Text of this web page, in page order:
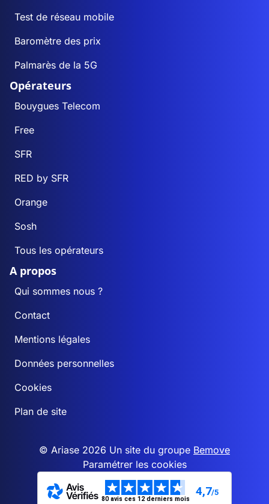
Test de réseau mobile
Baromètre des prix
Palmarès de la 5G
Opérateurs
Bouygues Telecom
Free
SFR
RED by SFR
Orange
Sosh
Tous les opérateurs
A propos
Qui sommes nous ?
Contact
Mentions légales
Données personnelles
Cookies
Plan de site
© Ariase 2026 Un site du groupe Bemove
Paramétrer les cookies
80 avis ces 12 derniers mois
4,7/5